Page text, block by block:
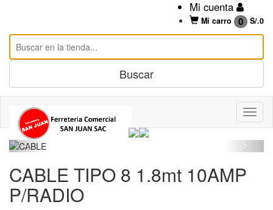
Mi cuenta
Mi carro 0 S/.0
CABLE TIPO 8 1.8mt 10AMP
P/RADIO